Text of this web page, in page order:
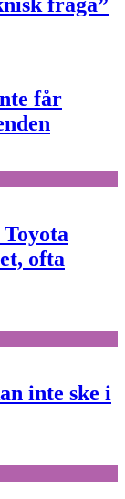
får
ofta
inte ske i